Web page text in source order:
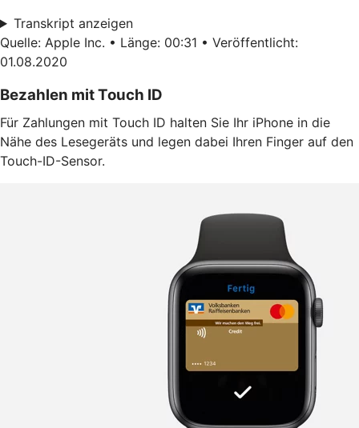
Transkript anzeigen
Quelle: Apple Inc. • Länge: 00:31 • Veröffentlicht:
01.08.2020
Bezahlen mit Touch ID
Für Zahlungen mit Touch ID halten Sie Ihr iPhone in die
Nähe des Lesegeräts und legen dabei Ihren Finger auf den
Touch-ID-Sensor.